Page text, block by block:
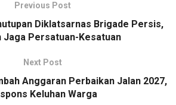
Previous Post
Diklatsarnas Brigade Persis,
Jaga Persatuan-Kesatuan
Next Post
Anggaran Perbaikan Jalan 2027,
Keluhan Warga